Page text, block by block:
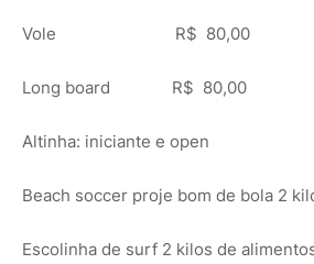
Vole R$ 80,00
Long board R$ 80,00
Altinha: iniciante e open
Beach soccer proje bom de bola 2
Escolinha de surf 2 kilos de